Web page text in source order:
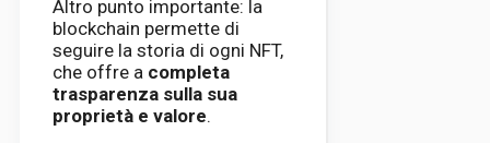
Altro punto importante: la
blockchain permette di
seguire la storia di ogni NFT,
che offre a completa
trasparenza sulla sua
proprietà e valore.